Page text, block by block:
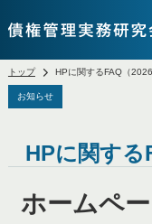
トップ HPに関するFAQ（
お知らせ
HPに関する
ホームペ